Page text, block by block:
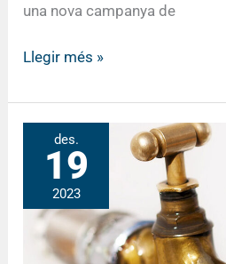
una nova campanya de
Llegir més »
des.
19
2023
Emergència
sequera:
Accions
curs